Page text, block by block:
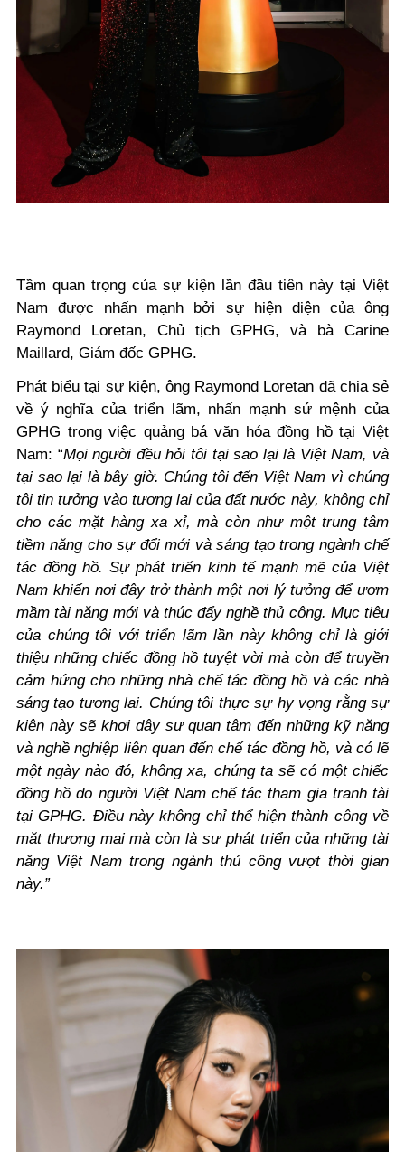
Tầm quan trọng của sự kiện lần đầu tiên này tại Việt
Nam được nhấn mạnh bởi sự hiện diện của ông
Raymond Loretan, Chủ tịch GPHG, và bà Carine
Maillard, Giám đốc GPHG.
Phát biểu tại sự kiện, ông Raymond Loretan đã chia sẻ
về ý nghĩa của triển lãm, nhấn mạnh sứ mệnh của
GPHG trong việc quảng bá văn hóa đồng hồ tại Việt
Nam: “Mọi người đều hỏi tôi tại sao lại là Việt Nam, và
tại sao lại là bây giờ. Chúng tôi đến Việt Nam vì chúng
tôi tin tưởng vào tương lai của đất nước này, không chỉ
cho các mặt hàng xa xỉ, mà còn như một trung tâm
tiềm năng cho sự đổi mới và sáng tạo trong ngành chế
tác đồng hồ. Sự phát triển kinh tế mạnh mẽ của Việt
Nam khiến nơi đây trở thành một nơi lý tưởng để ươm
mầm tài năng mới và thúc đẩy nghề thủ công. Mục tiêu
của chúng tôi với triển lãm lần này không chỉ là giới
thiệu những chiếc đồng hồ tuyệt vời mà còn để truyền
cảm hứng cho những nhà chế tác đồng hồ và các nhà
sáng tạo tương lai. Chúng tôi thực sự hy vọng rằng sự
kiện này sẽ khơi dậy sự quan tâm đến những kỹ năng
và nghề nghiệp liên quan đến chế tác đồng hồ, và có lẽ
một ngày nào đó, không xa, chúng ta sẽ có một chiếc
đồng hồ do người Việt Nam chế tác tham gia tranh tài
tại GPHG. Điều này không chỉ thể hiện thành công về
mặt thương mại mà còn là sự phát triển của những tài
năng Việt Nam trong ngành thủ công vượt thời gian
này.”